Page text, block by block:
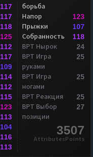
117
117
118
125
112
117
109
114
112
115
123
113
104
116
борьба
113
Напор 123
Прыжки 107
Собранность 118
ВРТ Нырок 24
ВРТ Игра
руками
25
ВРТ Игра
ногами
25
ВРТ Реакция 25
ВРТ Выбор
позиции
27
3507
AttributesPoints